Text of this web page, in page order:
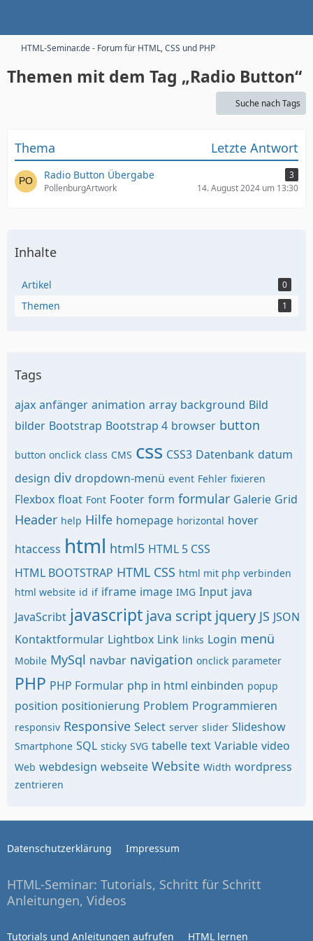
HTML-Seminar.de - Forum für HTML, CSS und PHP
Themen mit dem Tag „Radio Button“
Suche nach Tags
Thema Letzte Antwort
Radio Button Übergabe
3
PollenburgArtwork
14. August 2024 um 13:30
Inhalte
Artikel 0
Themen 1
Tags
ajax anfänger animation array background Bild
bilder Bootstrap Bootstrap 4 browser button
button onclick class CMS css CSS3 Datenbank datum
design div dropdown-menü event Fehler fixieren
Flexbox float Font Footer form formular Galerie Grid
Header help Hilfe homepage horizontal hover
htaccess html html5 HTML 5 CSS
HTML BOOTSTRAP HTML CSS html mit php verbinden
html website id if iframe image IMG Input java
JavaScribt javascript java script jquery JS JSON
Kontaktformular Lightbox Link links Login menü
Mobile MySql navbar navigation onclick parameter
PHP PHP Formular php in html einbinden popup
position positionierung Problem Programmieren
responsiv Responsive Select server slider Slideshow
Smartphone SQL sticky SVG tabelle text Variable video
Web webdesign webseite Website Width wordpress
zentrieren
Datenschutzerklärung Impressum
HTML-Seminar: Tutorials, Schritt für Schritt
Anleitungen, Videos
Tutorials und Anleitungen aufrufen HTML lernen